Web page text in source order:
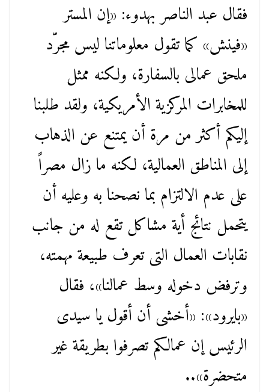
فقال عبد الناصر بهدوء: «إن المستر
«فينش» كما تقول معلوماتنا ليس مجرّد
ملحق عمالى بالسفارة، ولكنه ممثل
للمخابرات المركزية الأمريكية، ولقد طلبنا
إليكم أكثر من مرة أن يمتنع عن الذهاب
إلى المناطق العمالية، لكنه ما زال مصراً
على عدم الالتزام بما نصحنا به وعليه أن
يتحمل نتائج أية مشاكل تقع له من جانب
نقابات العمال التى تعرف طبيعة مهمته،
وترفض دخوله وسط عمالنا»، فقال
«بايرود»: «أخشى أن أقول يا سيدى
الرئيس إن عمالكم تصرفوا بطريقة غير
متحضرة»..